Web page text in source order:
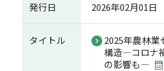
発行日 2026年02月01日
タイトル
2025年農林業
構造―コロナ
の影響も―